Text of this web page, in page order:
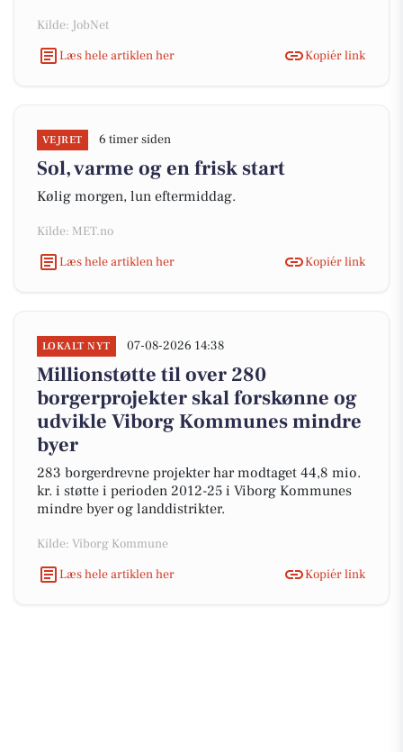
Kilde: JobNet
Læs hele artiklen her
Kopiér link
VEJRET 6 timer siden
Sol, varme og en frisk start
Kølig morgen, lun eftermiddag.
Kilde: MET.no
Læs hele artiklen her
Kopiér link
LOKALT NYT 07-08-2026 14:38
Millionstøtte til over 280
borgerprojekter skal forskønne og
udvikle Viborg Kommunes mindre
byer
283 borgerdrevne projekter har modtaget 44,8 mio.
kr. i støtte i perioden 2012-25 i Viborg Kommunes
mindre byer og landdistrikter.
Kilde: Viborg Kommune
Læs hele artiklen her
Kopiér link